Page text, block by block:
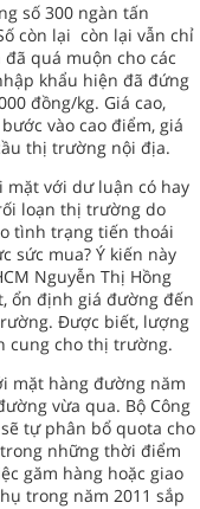
số 300 ngàn tấn
còn lại còn lại vẫn chỉ
quá muộn cho các
khẩu hiện đã đứng
đồng/kg. Giá cao,
vào cao điểm, giá
thị trường nội địa.
mặt với dư luận có hay
loạn thị trường do
tình trạng tiến thoái
sức mua? Ý kiến này
Nguyễn Thị Hồng
ổn định giá đường đến
Được biết, lượng
cung cho thị trường.
mặt hàng đường năm
vừa qua. Bộ Công
tự phân bổ quota cho
những thời điểm
găm hàng hoặc giao
trong năm 2011 sắp